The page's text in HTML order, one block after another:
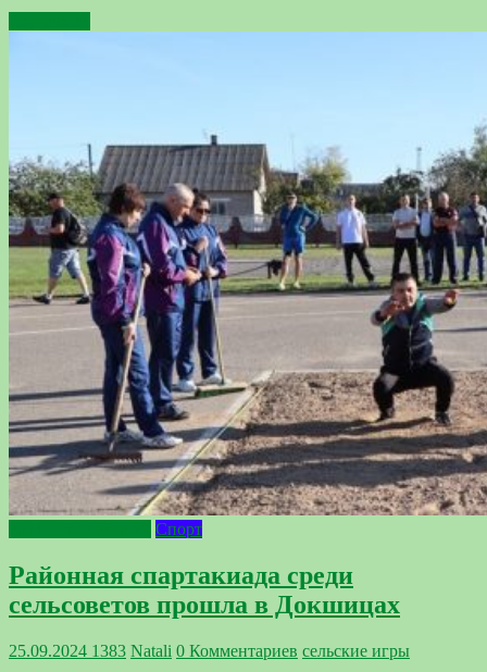
Спорт
Районная спартакиада среди
сельсоветов прошла в Докшицах
25.09.2024 1383 Natali 0 Комментариев сельские игры